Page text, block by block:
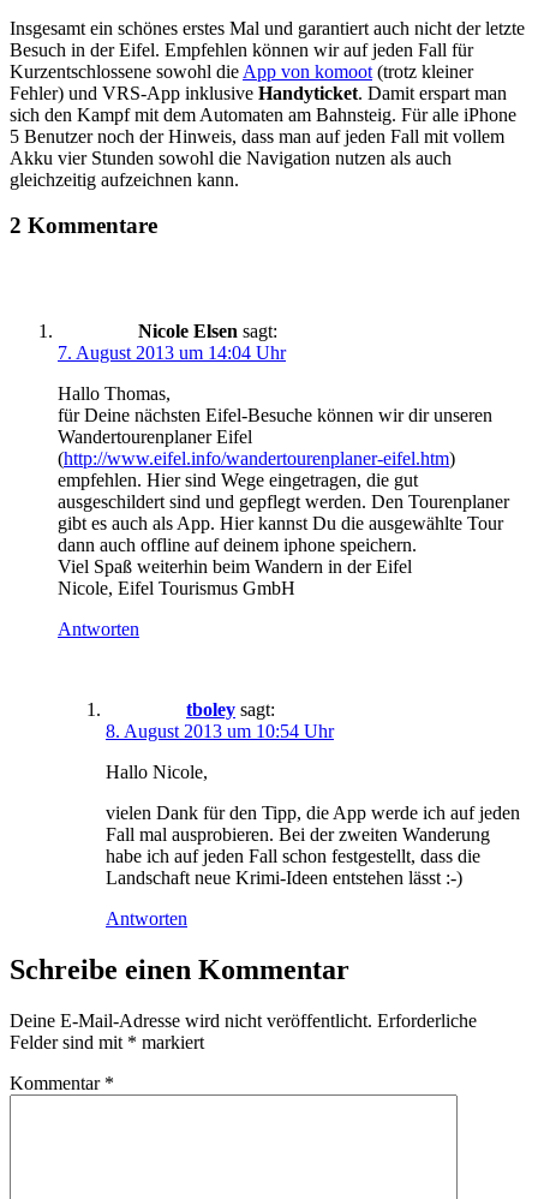
Insgesamt ein schönes erstes Mal und garantiert auch nicht der letzte
Besuch in der Eifel. Empfehlen können wir auf jeden Fall für
Kurzentschlossene sowohl die App von komoot (trotz kleiner
Fehler) und VRS-App inklusive Handyticket. Damit erspart man
sich den Kampf mit dem Automaten am Bahnsteig. Für alle iPhone
5 Benutzer noch der Hinweis, dass man auf jeden Fall mit vollem
Akku vier Stunden sowohl die Navigation nutzen als auch
gleichzeitig aufzeichnen kann.
2 Kommentare
Nicole Elsen sagt:
7. August 2013 um 14:04 Uhr
Hallo Thomas,
für Deine nächsten Eifel-Besuche können wir dir unseren
Wandertourenplaner Eifel
(http://www.eifel.info/wandertourenplaner-eifel.htm)
empfehlen. Hier sind Wege eingetragen, die gut
ausgeschildert sind und gepflegt werden. Den Tourenplaner
gibt es auch als App. Hier kannst Du die ausgewählte Tour
dann auch offline auf deinem iphone speichern.
Viel Spaß weiterhin beim Wandern in der Eifel
Nicole, Eifel Tourismus GmbH
Antworten
tboley sagt:
8. August 2013 um 10:54 Uhr
Hallo Nicole,
vielen Dank für den Tipp, die App werde ich auf jeden
Fall mal ausprobieren. Bei der zweiten Wanderung
habe ich auf jeden Fall schon festgestellt, dass die
Landschaft neue Krimi-Ideen entstehen lässt :-)
Antworten
Schreibe einen Kommentar
Deine E-Mail-Adresse wird nicht veröffentlicht. Erforderliche
Felder sind mit * markiert
Kommentar *